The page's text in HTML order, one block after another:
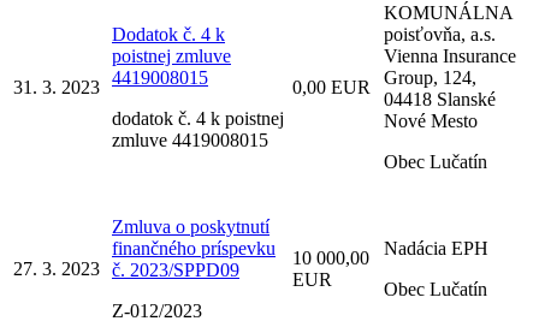
31. 3. 2023
Dodatok č. 4 k
poistnej zmluve
4419008015
dodatok č. 4 k poistnej
zmluve 4419008015
0,00 EUR
KOMUNÁLNA
poisťovňa, a.s.
Vienna Insurance
Group, 124,
04418 Slanské
Nové Mesto
Obec Lučatín
27. 3. 2023
Zmluva o poskytnutí
finančného príspevku
č. 2023/SPPD09
Z-012/2023
10 000,00
EUR
Nadácia EPH
Obec Lučatín